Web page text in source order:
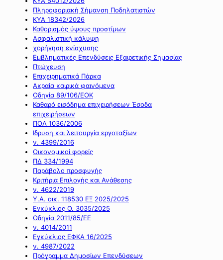
Πληροφοριακή Σήμανση Ποδηλατιστών
ΚΥΑ 18342/2026
Καθορισμός ύψους προστίμων
Ασφαλιστική κάλυψη
χορήγηση ενίσχυσης
Εμβληματικές Επενδύσεις Εξαιρετικής Σημασίας
Πτώχευση
Επιχειρηματικά Πάρκα
Ακραία καιρικά φαινόμενα
Οδηγία 89/106/ΕΟΚ
Καθαρό εισόδημα επιχειρήσεων Έσοδα
επιχειρήσεων
ΠΟΛ 1036/2006
Ιδρυση και λειτουργία εργοταξίων
ν. 4399/2016
Οικονομικοί φορείς
ΠΔ 334/1994
Παράβολο προσφυγής
Κριτήρια Επιλογής και Ανάθεσης
ν. 4622/2019
Υ.Α. οικ. 118530 ΕΞ 2025/2025
Εγκύκλιος Ο. 3035/2025
Οδηγία 2011/85/ΕΕ
ν. 4014/2011
Εγκύκλιος ΕΦΚΑ 16/2025
ν. 4987/2022
Πρόγραμμα Δημοσίων Επενδύσεων